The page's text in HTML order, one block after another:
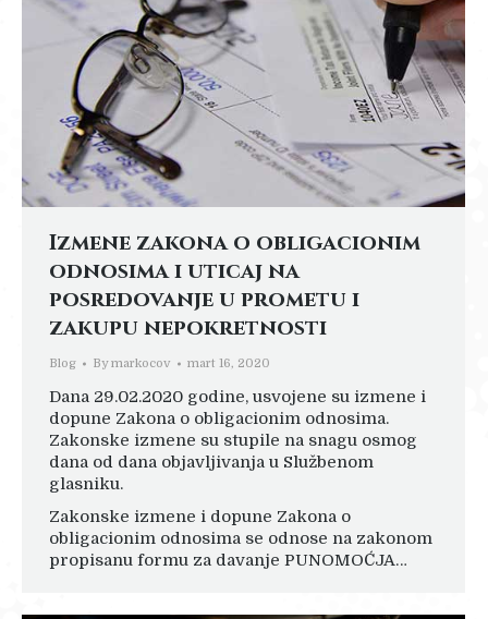
Izmene zakona o obligacionim
odnosima i uticaj na
posredovanje u prometu i
zakupu nepokretnosti
Blog Bymarkocov mart 16, 2020
Dana 29.02.2020 godine, usvojene su izmene i
dopune Zakona o obligacionim odnosima.
Zakonske izmene su stupile na snagu osmog
dana od dana objavljivanja u Službenom
glasniku.
Zakonske izmene i dopune Zakona o
obligacionim odnosima se odnose na zakonom
propisanu formu za davanje PUNOMOĆJA…